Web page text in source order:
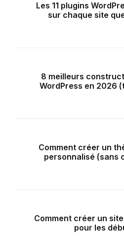
Les 11 plugins
sur chaque site
8 meilleurs
WordPress en 2026
Comment créer un
personnalisé (sans
Comment créer un
pour les